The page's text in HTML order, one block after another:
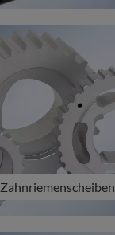
Zahnriemenscheiben